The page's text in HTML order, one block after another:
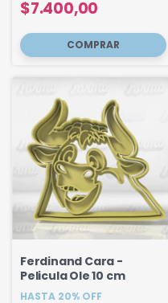
$7.400,00
Ferdinand Cara -
Pelicula Ole 10 cm
HASTA 20% OFF